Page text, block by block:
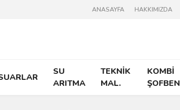
ANASAYFA HAKKIMIZDA
SU
ARITMA
TEKNİK
MAL.
KOMBİ
ŞOFBEN